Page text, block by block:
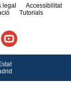
legal
Accessibilitat
Tutorials